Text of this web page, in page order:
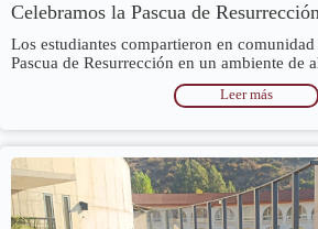
Celebramos la Pascua de
Los estudiantes compartieron en
Pascua de Resurrección en un ambiente de
Leer más